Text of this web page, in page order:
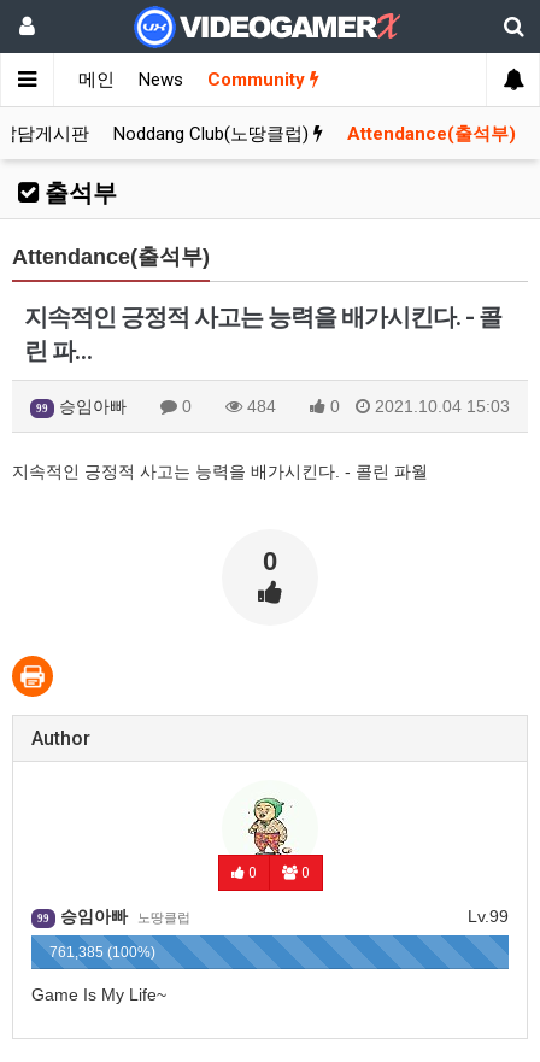
메인 News Community
담게시판 Noddang Club(노땅클럽) Attendance(출석부)
출석부
Attendance(출석부)
지속적인 긍정적 사고는 능력을 배가시킨다. - 콜
린 파…
99 승임아빠 0 484 0 2021.10.04 15:03
지속적인 긍정적 사고는 능력을 배가시킨다. - 콜린 파월
0
Author
0 0
Lv.99
99 승임아빠 노땅클럽
761,385 (100%)
Game Is My Life~